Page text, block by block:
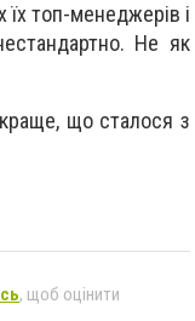
їх топ-менеджерів і
Не як
що сталося з
, щоб оцінити